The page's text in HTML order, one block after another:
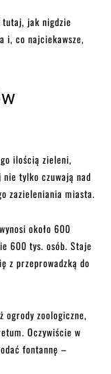
tutaj, jak nigdzie
i, co najciekawsze,
ilością zieleni,
tylko czuwają nad
zazieleniania miasta.
około 600
600 tys. osób. Staje
z przeprowadzką do
ogrody zoologiczne,
Oczywiście w
fontannę –